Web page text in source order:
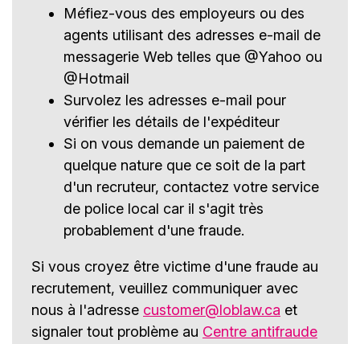
Méfiez-vous des employeurs ou des
agents utilisant des adresses e-mail de
messagerie Web telles que @Yahoo ou
@Hotmail
Survolez les adresses e-mail pour
vérifier les détails de l'expéditeur
Si on vous demande un paiement de
quelque nature que ce soit de la part
d'un recruteur, contactez votre service
de police local car il s'agit très
probablement d'une fraude.
Si vous croyez être victime d'une fraude au
recrutement, veuillez communiquer avec
nous à l'adresse customer@loblaw.ca et
signaler tout problème au Centre antifraude